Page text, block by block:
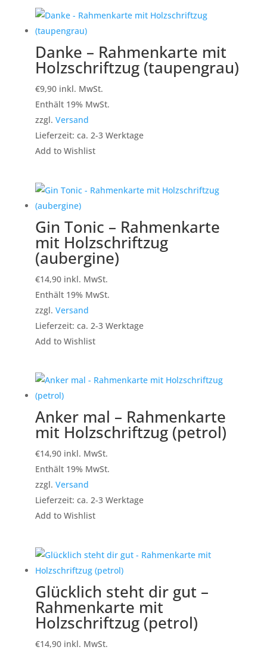
Danke – Rahmenkarte mit
Holzschriftzug (taupengrau)
€9,90 inkl. MwSt.
Enthält 19% MwSt.
zzgl. Versand
Lieferzeit: ca. 2-3 Werktage
Add to Wishlist
Gin Tonic – Rahmenkarte
mit Holzschriftzug
(aubergine)
€14,90 inkl. MwSt.
Enthält 19% MwSt.
zzgl. Versand
Lieferzeit: ca. 2-3 Werktage
Add to Wishlist
Anker mal – Rahmenkarte
mit Holzschriftzug (petrol)
€14,90 inkl. MwSt.
Enthält 19% MwSt.
zzgl. Versand
Lieferzeit: ca. 2-3 Werktage
Add to Wishlist
Glücklich steht dir gut –
Rahmenkarte mit
Holzschriftzug (petrol)
€14,90 inkl. MwSt.